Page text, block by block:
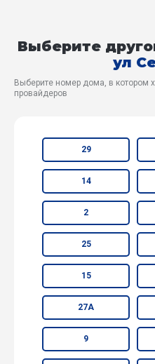
Выберите
ул
Выберите номер дома, в котором
провайдеров
29
14
2
25
15
27А
9